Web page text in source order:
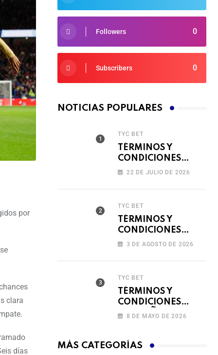
por
clara
días
0
Followers
0
Subscribers
NOTICIAS POPULARES
TYC BET
TÉRMINOS Y
CONDICIONES
TORNEO COMPITE,
22 DE JULIO DE 2026
TYC BET
TÉRMINOS Y
CONDICIONES
FERIADO DE
BET593
3 DE AGOSTO DE 2026
TYC BET
TÉRMINOS Y
CONDICIONES
CAMPAÑA
8 DE MAYO DE 2026
MÁS CATEGORÍAS